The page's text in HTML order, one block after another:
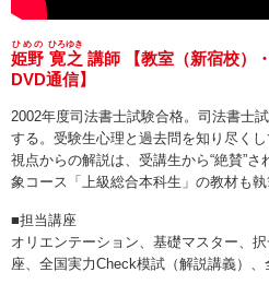
姫野
ひめの
寛之
ひろゆき
講師 【教室（新宿校）
DVD通信】
2002年度司法書士試験合格。司法書士
する。受験生心理と過去問を知り尽く
視点からの解説は、受講生から“絶賛”
象コース「上級総合本科生」の教材も執
■担当講座
オリエンテーション、基礎マスター、
座、全国実力Check模試（解説講義）、